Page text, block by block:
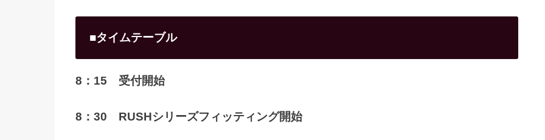
■タイムテーブル
8：15 受付開始
8：30 RUSHシリーズフィッティング開始